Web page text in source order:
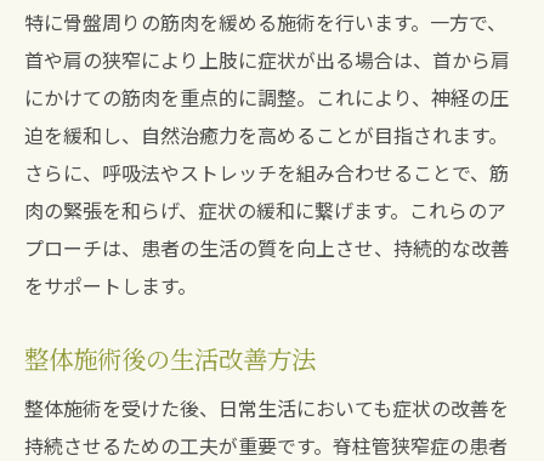
特に骨盤周りの筋肉を緩める施術を行います。一方で、
首や肩の狭窄により上肢に症状が出る場合は、首から肩
にかけての筋肉を重点的に調整。これにより、神経の圧
迫を緩和し、自然治癒力を高めることが目指されます。
さらに、呼吸法やストレッチを組み合わせることで、筋
肉の緊張を和らげ、症状の緩和に繋げます。これらのア
プローチは、患者の生活の質を向上させ、持続的な改善
をサポートします。
整体施術後の生活改善方法
整体施術を受けた後、日常生活においても症状の改善を
持続させるための工夫が重要です。脊柱管狭窄症の患者